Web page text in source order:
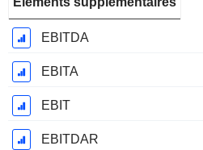
EBITDA
EBITA
EBIT
EBITDAR